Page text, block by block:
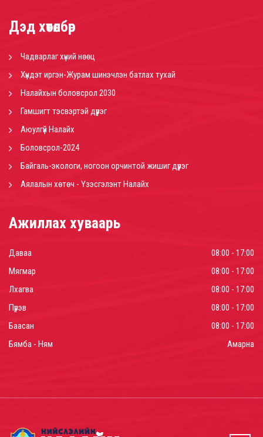
Дэд хөтөлбөр
Чадварлаг хүний нөөц
Хүндэт иргэн-Журам шинэчлэн батлах тухай
Налайхын боловсрол 2030
Гамшигт тэсвэртэй дүүрэг
Аюулгүй Налайх
Боловсрол-2024
Байгаль-экологи, ногоон орчинтой жишиг дүүрэг
Аялалын хөтөч - Үзэсгэлэнт Налайх
Ажиллах хуваарь
Даваа
08:00 - 17:00
Мягмар
08:00 - 17:00
Лхагва
08:00 - 17:00
Пүрэв
08:00 - 17:00
Баасан
08:00 - 17:00
Бямба - Ням
Амарна